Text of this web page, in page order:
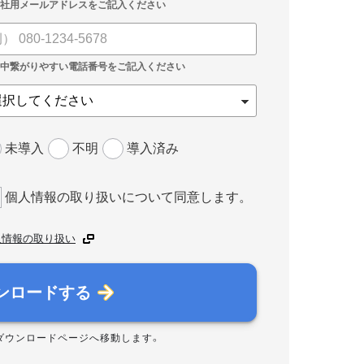
未導入 不明 導入済み
個人情報の取り扱いについて同意します。
報の取り扱い
ロードする
ウンロードページへ移動します。